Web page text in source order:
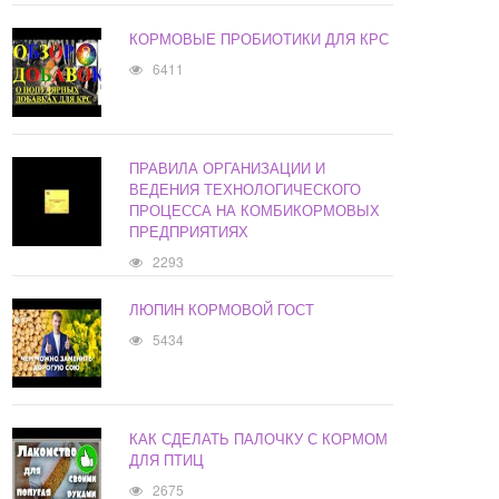
КОРМОВЫЕ ПРОБИОТИКИ ДЛЯ КРС
6411
ПРАВИЛА ОРГАНИЗАЦИИ И
ВЕДЕНИЯ ТЕХНОЛОГИЧЕСКОГО
ПРОЦЕССА НА КОМБИКОРМОВЫХ
ПРЕДПРИЯТИЯХ
2293
ЛЮПИН КОРМОВОЙ ГОСТ
5434
КАК СДЕЛАТЬ ПАЛОЧКУ С КОРМОМ
ДЛЯ ПТИЦ
2675